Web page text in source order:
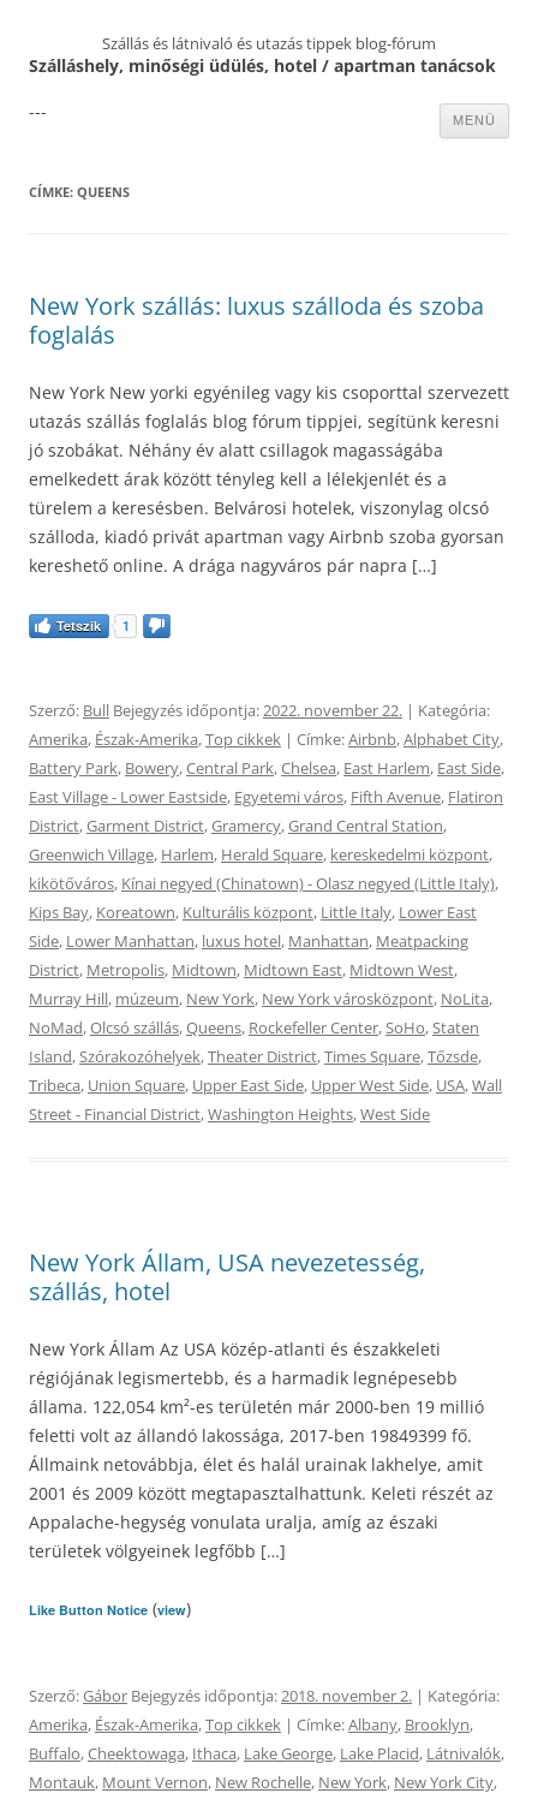
Szállás és látnivaló és utazás tippek blog-fórum
Szálláshely, minőségi üdülés, hotel / apartman tanácsok
MENÜ
---
CÍMKE: QUEENS
New York szállás: luxus szálloda és szoba
foglalás
New York New yorki egyénileg vagy kis csoporttal szervezett
utazás szállás foglalás blog fórum tippjei, segítünk keresni
jó szobákat. Néhány év alatt csillagok magasságába
emelkedett árak között tényleg kell a lélekjenlét és a
türelem a keresésben. Belvárosi hotelek, viszonylag olcsó
szálloda, kiadó privát apartman vagy Airbnb szoba gyorsan
kereshető online. A drága nagyváros pár napra […]
Tetszik 1
Szerző: Bull Bejegyzés időpontja:2022. november 22. | Kategória:
Amerika, Észak-Amerika,Top cikkek | Címke:Airbnb,Alphabet City,
Battery Park, Bowery,Central Park,Chelsea, East Harlem, East Side,
East Village - Lower Eastside, Egyetemi város, Fifth Avenue, Flatiron
District,Garment District,Gramercy,Grand Central Station,
Greenwich Village, Harlem, Herald Square, kereskedelmi központ,
kikötőváros, Kínai negyed (Chinatown) - Olasz negyed (Little Italy),
Kips Bay, Koreatown, Kulturális központ, Little Italy, Lower East
Side, Lower Manhattan, luxus hotel, Manhattan, Meatpacking
District, Metropolis, Midtown, Midtown East, Midtown West,
Murray Hill, múzeum, New York, New York városközpont, NoLita,
NoMad,Olcsó szállás,Queens, Rockefeller Center,SoHo,Staten
Island,Szórakozóhelyek,Theater District,Times Square,Tőzsde,
Tribeca, Union Square, Upper East Side, Upper West Side, USA,Wall
Street - Financial District,Washington Heights,West Side
New York Állam, USA nevezetesség,
szállás, hotel
New York Állam Az USA közép-atlanti és északkeleti
régiójának legismertebb, és a harmadik legnépesebb
állama. 122,054 km²-es területén már 2000-ben 19 millió
feletti volt az állandó lakossága, 2017-ben 19849399 fő.
Állmaink netovábbja, élet és halál urainak lakhelye, amit
2001 és 2009 között megtapasztalhattunk. Keleti részét az
Appalache-hegység vonulata uralja, amíg az északi
területek völgyeinek legfőbb […]
Like Button Notice (view)
Szerző:Gábor Bejegyzés időpontja:2018. november 2. | Kategória:
Amerika, Észak-Amerika,Top cikkek | Címke:Albany, Brooklyn,
Buffalo,Cheektowaga, Ithaca, Lake George, Lake Placid, Látnivalók,
Montauk, Mount Vernon, New Rochelle, New York, New York City,